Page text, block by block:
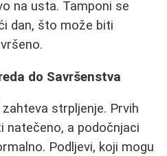
na usta. Tamponi se
dan, što može biti
do Savršenstva
strpljenje. Prvih
natečeno, a podočnjaci
Podljevi, koji mogu